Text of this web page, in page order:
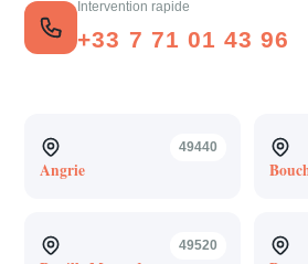
Intervention rapide
+33 7 71 01 43 96
49440
Angrie
49520